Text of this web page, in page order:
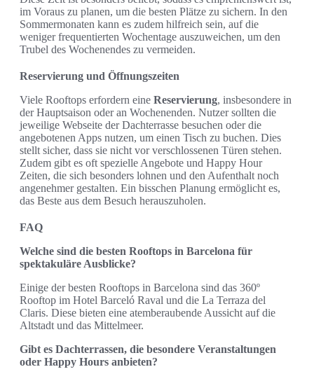
im Voraus zu planen, um die besten Plätze zu sichern. In den
Sommermonaten kann es zudem hilfreich sein, auf die
weniger frequentierten Wochentage auszuweichen, um den
Trubel des Wochenendes zu vermeiden.
Reservierung und Öffnungszeiten
Viele Rooftops erfordern eine Reservierung, insbesondere in
der Hauptsaison oder an Wochenenden. Nutzer sollten die
jeweilige Webseite der Dachterrasse besuchen oder die
angebotenen Apps nutzen, um einen Tisch zu buchen. Dies
stellt sicher, dass sie nicht vor verschlossenen Türen stehen.
Zudem gibt es oft spezielle Angebote und Happy Hour
Zeiten, die sich besonders lohnen und den Aufenthalt noch
angenehmer gestalten. Ein bisschen Planung ermöglicht es,
das Beste aus dem Besuch herauszuholen.
FAQ
Welche sind die besten Rooftops in Barcelona für
spektakuläre Ausblicke?
Einige der besten Rooftops in Barcelona sind das 360º
Rooftop im Hotel Barceló Raval und die La Terraza del
Claris. Diese bieten eine atemberaubende Aussicht auf die
Altstadt und das Mittelmeer.
Gibt es Dachterrassen, die besondere Veranstaltungen
oder Happy Hours anbieten?